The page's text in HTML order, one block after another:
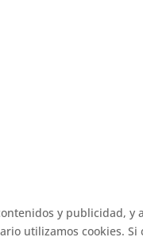
y publicidad, y
utilizamos cookies. Si